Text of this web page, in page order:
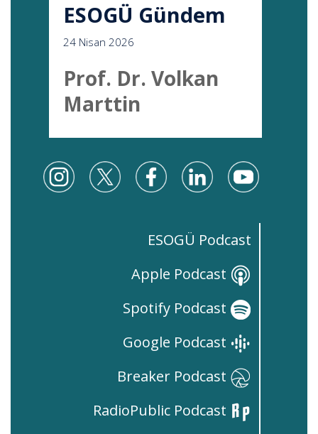
ESOGÜ Gündem
24 Nisan 2026
Prof. Dr. Volkan
Marttin
ESOGÜ Podcast
Apple Podcast
Spotify Podcast
Google Podcast
Breaker Podcast
RadioPublic Podcast